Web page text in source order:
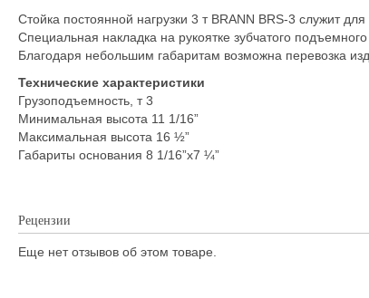
Стойка постоянной нагрузки 3 т BRANN BRS-3 служит
Специальная накладка на рукоятке зубчатого
Благодаря небольшим габаритам возможна перевозка
Технические характеристики
Грузоподъемность, т 3
Минимальная высота 11 1/16”
Максимальная высота 16 ½”
Габариты основания 8 1/16”x7 ¼”
Рецензии
Еще нет отзывов об этом товаре.